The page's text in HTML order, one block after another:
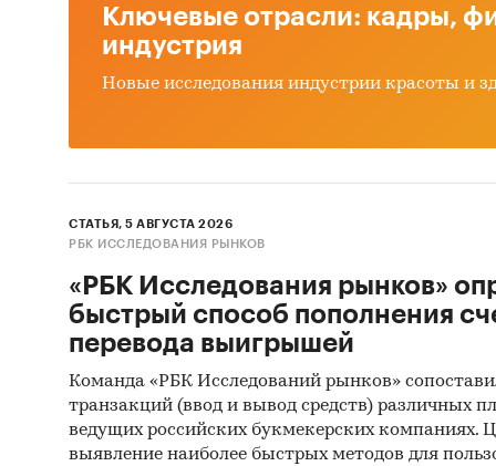
их
Ключевые отрасли: кадры,
индустрия
Новые исследования индустрии красоты и
СТАТЬЯ, 5 АВГУСТА 2026
РБК ИССЛЕДОВАНИЯ РЫНКОВ
«РБК Исследования рынков»
быстрый способ пополнения
перевода выигрышей
Команда «РБК Исследований рынков»
транзакций (ввод и вывод средств) различных
ведущих российских букмекерских компаниях.
выявление наиболее быстрых методов для